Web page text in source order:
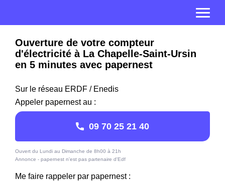
Ouverture de votre compteur
d'électricité à La Chapelle-Saint-Ursin
en 5 minutes avec papernest
Sur le réseau ERDF / Enedis
Appeler papernest au :
09 70 25 21 40
Ouvert du Lundi au Dimanche de 8h00 à 21h
Annonce - papernest n'est pas partenaire d'Edf
Me faire rappeler par papernest :